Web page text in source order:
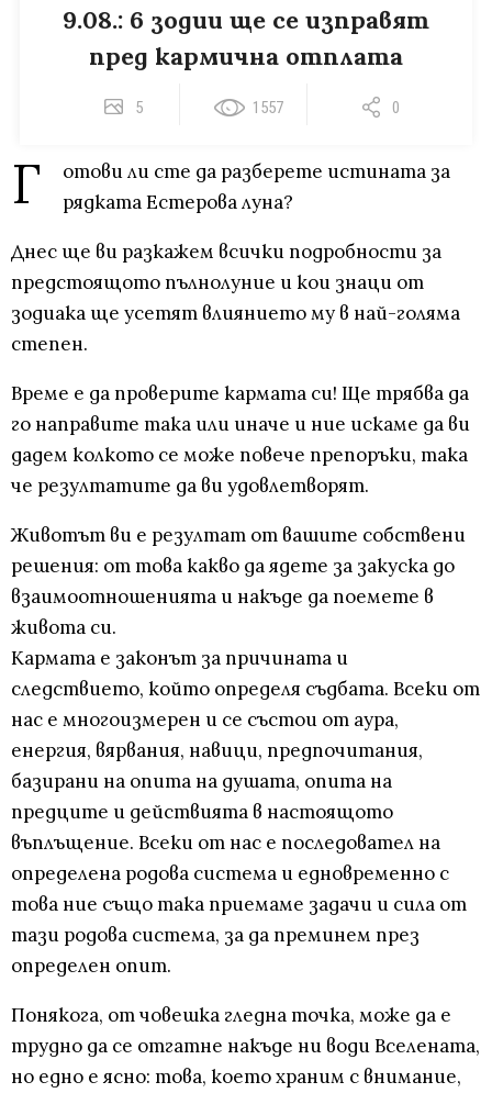
9.08.: 6 зодии ще се изправят
пред кармична отплата
5 1557 0
Г
отови ли сте да разберете истината за
рядката Естерова луна?
Днес ще ви разкажем всички подробности за
предстоящото пълнолуние и кои знаци от
зодиака ще усетят влиянието му в най-голяма
степен.
Време е да проверите кармата си! Ще трябва да
го направите така или иначе и ние искаме да ви
дадем колкото се може повече препоръки, така
че резултатите да ви удовлетворят.
Животът ви е резултат от вашите собствени
решения: от това какво да ядете за закуска до
взаимоотношенията и накъде да поемете в
живота си.
Кармата е законът за причината и
следствието, който определя съдбата. Всеки от
нас е многоизмерен и се състои от аура,
енергия, вярвания, навици, предпочитания,
базирани на опита на душата, опита на
предците и действията в настоящото
въплъщение. Всеки от нас е последовател на
определена родова система и едновременно с
това ние също така приемаме задачи и сила от
тази родова система, за да преминем през
определен опит.
Понякога, от човешка гледна точка, може да е
трудно да се отгатне накъде ни води Вселената,
но едно е ясно: това, което храним с внимание,